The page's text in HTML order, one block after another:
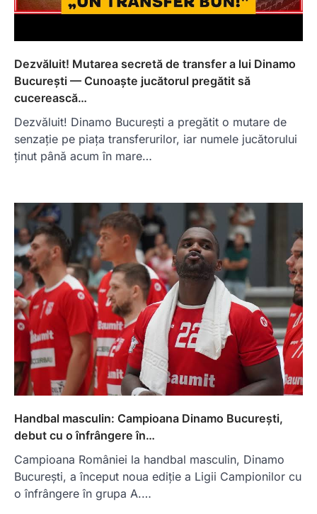
Dezvăluit! Mutarea secretă de transfer a lui Dinamo
București — Cunoaște jucătorul pregătit să
cucerească…
Dezvăluit! Dinamo București a pregătit o mutare de
senzație pe piața transferurilor, iar numele jucătorului
ținut până acum în mare…
Handbal masculin: Campioana Dinamo București,
debut cu o înfrângere în…
Campioana României la handbal masculin, Dinamo
București, a început noua ediție a Ligii Campionilor cu
o înfrângere în grupa A.…